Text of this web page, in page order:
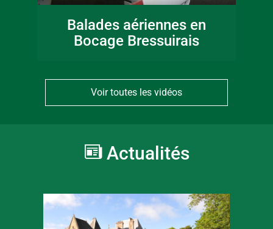
Balades aériennes en
Bocage Bressuirais
Voir toutes les vidéos
Actualités